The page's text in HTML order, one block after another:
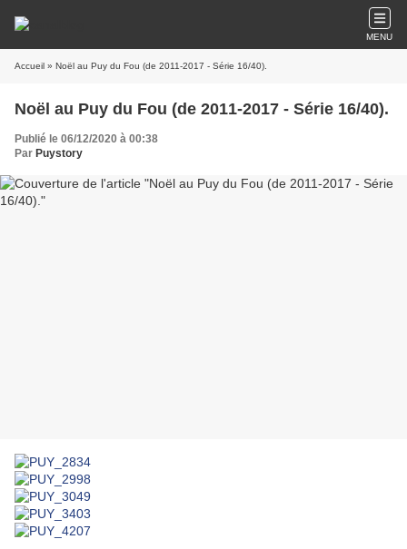
MENU
Accueil » Noël au Puy du Fou (de 2011-2017 - Série 16/40).
Noël au Puy du Fou (de 2011-2017 - Série 16/40).
Publié le 06/12/2020 à 00:38
Par Puystory